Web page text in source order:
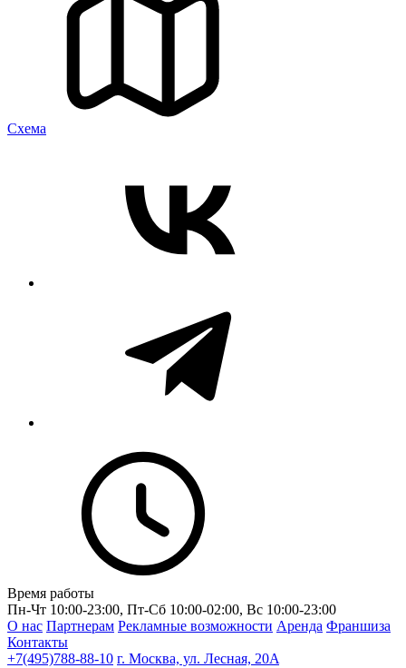
Cхема
Время работы
Пн-Чт 10:00-23:00, Пт-Сб 10:00-02:00, Вс 10:00-23:00
О нас Партнерам Рекламные возможности Аренда Франшиза
Контакты
+7(495)788-88-10 г. Москва, ул. Лесная, 20A